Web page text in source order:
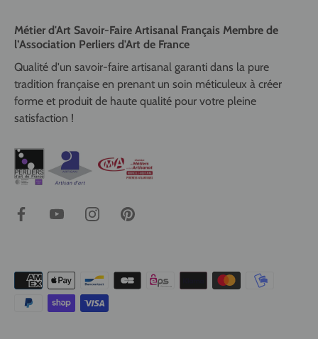
Métier d'Art Savoir-Faire Artisanal Français Membre de
l’Association Perliers d'Art de France
Qualité d'un savoir-faire artisanal garanti dans la pure
tradition française en prenant un soin méticuleux à créer
forme et produit de haute qualité pour votre pleine
satisfaction !